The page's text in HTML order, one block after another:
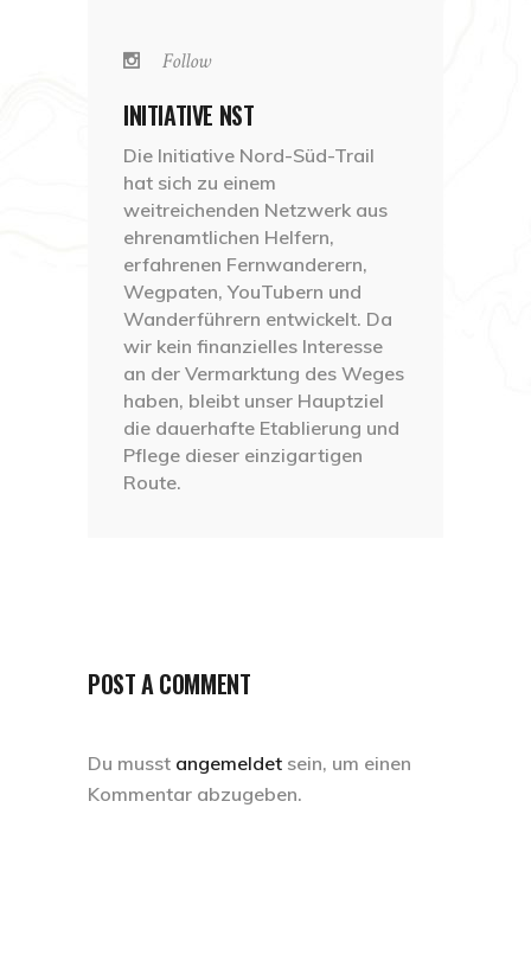
Follow
INITIATIVE NST
Die Initiative Nord-Süd-Trail
hat sich zu einem
weitreichenden Netzwerk aus
ehrenamtlichen Helfern,
erfahrenen Fernwanderern,
Wegpaten, YouTubern und
Wanderführern entwickelt. Da
wir kein finanzielles Interesse
an der Vermarktung des Weges
haben, bleibt unser Hauptziel
die dauerhafte Etablierung und
Pflege dieser einzigartigen
Route.
POST A COMMENT
Du musst angemeldet sein, um einen
Kommentar abzugeben.